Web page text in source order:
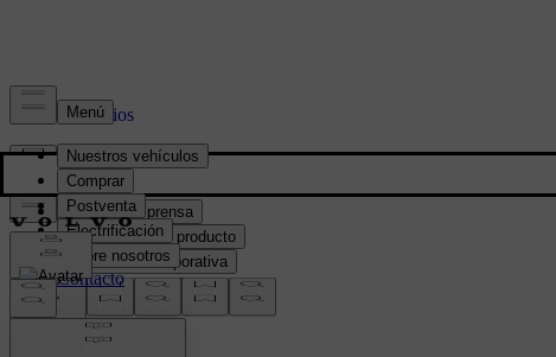
Prensa y Medios
Material de prensa
Información del producto
Información corporativa
Contacto de medios
location: